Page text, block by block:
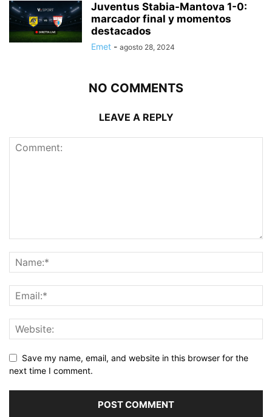
Juventus Stabia-Mantova 1-0:
marcador final y momentos
destacados
Emet - agosto 28, 2024
NO COMMENTS
LEAVE A REPLY
Save my name, email, and website in this browser for the
next time I comment.